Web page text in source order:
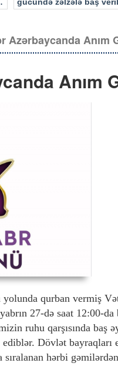
Azərbaycanda Anım
Anım
yolunda qurban vermiş
27-də saat 12:00-
ruhu qarşısında baş
Dövlət
sıralanan hərbi